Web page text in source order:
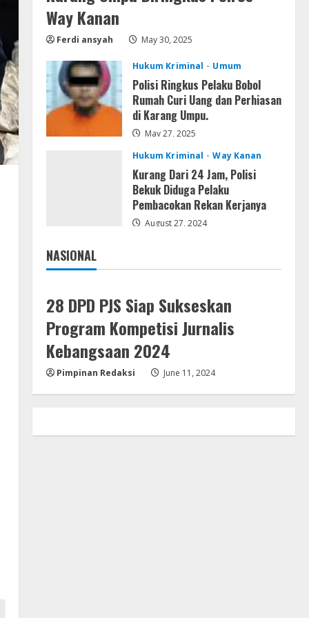
5
Unlimited
August 7, 2026
Way Kanan
Ferdi ansyah May 30, 2025
Hukum Kriminal Umum
Polisi Ringkus Pelaku Bobol
Rumah Curi Uang dan Perhiasan
di Karang Umpu.
May 27, 2025
Hukum Kriminal
Way Kanan
Kurang Dari 24 Jam, Polisi
Bekuk Diduga Pelaku
Pembacokan Rekan Kerjanya
August 27, 2024
NASIONAL
Jakarta
28 DPD PJS Siap Sukseskan
Program Kompetisi Jurnalis
Kebangsaan 2024
Pimpinan Redaksi June 11, 2024